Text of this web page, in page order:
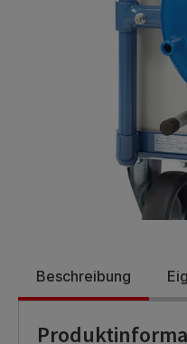
Beschreibung